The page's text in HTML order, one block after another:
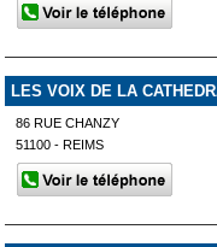
LES VOIX DE LA
86 RUE CHANZY
51100 - REIMS